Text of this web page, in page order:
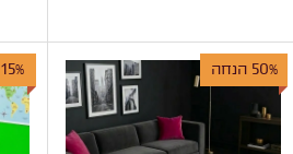
50% הנחה 15% הנחה